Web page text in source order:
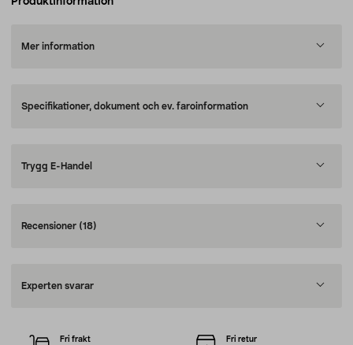
Mer information
Specifikationer, dokument och ev. faroinformation
Trygg E-Handel
Recensioner (18)
Experten svarar
Fri frakt Fri retur